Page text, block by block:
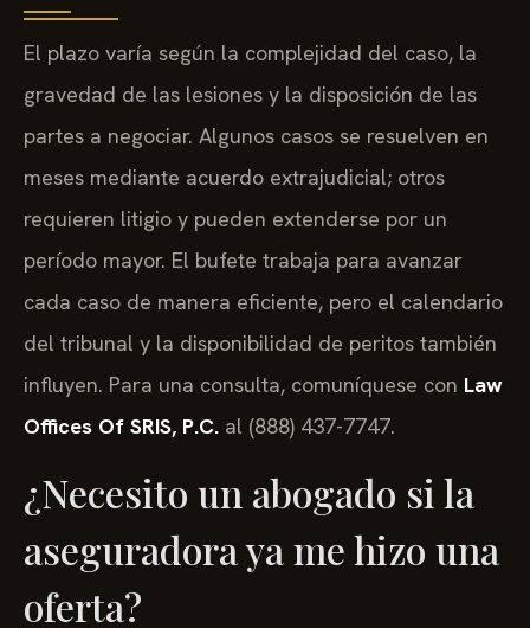
El plazo varía según la complejidad del caso, la
gravedad de las lesiones y la disposición de las
partes a negociar. Algunos casos se resuelven en
meses mediante acuerdo extrajudicial; otros
requieren litigio y pueden extenderse por un
período mayor. El bufete trabaja para avanzar
cada caso de manera eficiente, pero el calendario
del tribunal y la disponibilidad de peritos también
influyen. Para una consulta, comuníquese con Law
Offices Of SRIS, P.C. al (888) 437-7747.
¿Necesito un abogado si la
aseguradora ya me hizo una
oferta?